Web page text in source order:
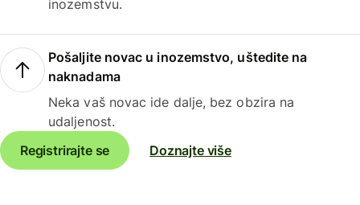
inozemstvu.
Pošaljite novac u inozemstvo, uštedite na
naknadama
Neka vaš novac ide dalje, bez obzira na
udaljenost.
Registrirajte se
Doznajte više